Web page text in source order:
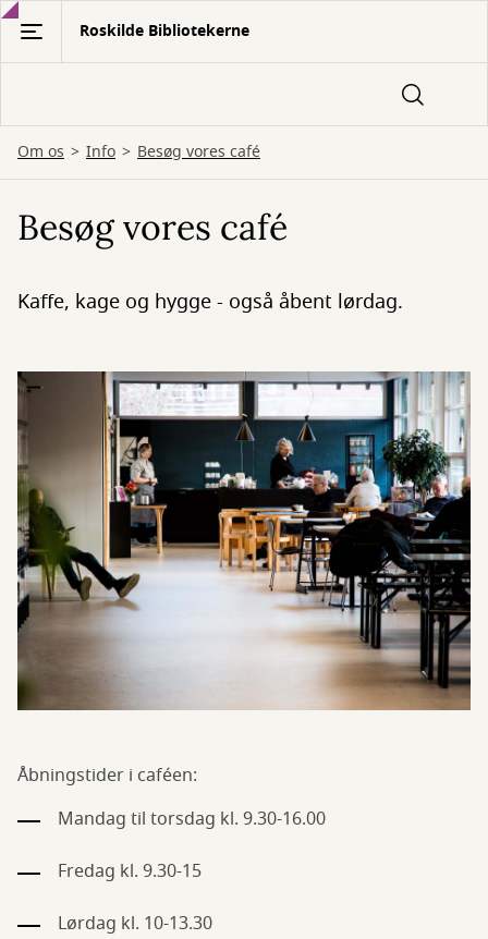
Gå
hovedindhold
Roskilde Bibliotekerne
Om os Info Besøg vores café
Besøg vores café
Kaffe, kage og hygge - også åbent lørdag.
Åbningstider i caféen:
Mandag til torsdag kl. 9.30-16.00
Fredag kl. 9.30-15
Lørdag kl. 10-13.30